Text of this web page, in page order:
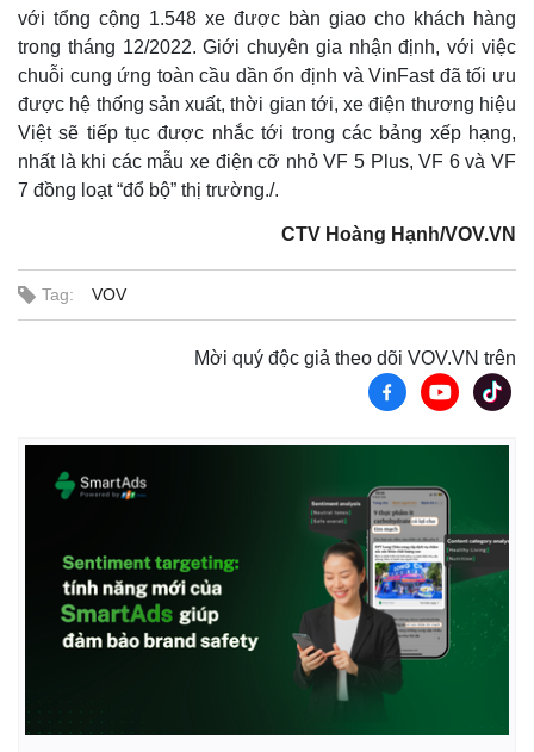
với tổng cộng 1.548 xe được bàn giao cho khách hàng
trong tháng 12/2022. Giới chuyên gia nhận định, với việc
chuỗi cung ứng toàn cầu dần ổn định và VinFast đã tối ưu
được hệ thống sản xuất, thời gian tới, xe điện thương hiệu
Việt sẽ tiếp tục được nhắc tới trong các bảng xếp hạng,
nhất là khi các mẫu xe điện cỡ nhỏ VF 5 Plus, VF 6 và VF
7 đồng loạt “đổ bộ” thị trường./.
CTV Hoàng Hạnh/VOV.VN
Tag: VOV
Mời quý độc giả theo dõi VOV.VN trên